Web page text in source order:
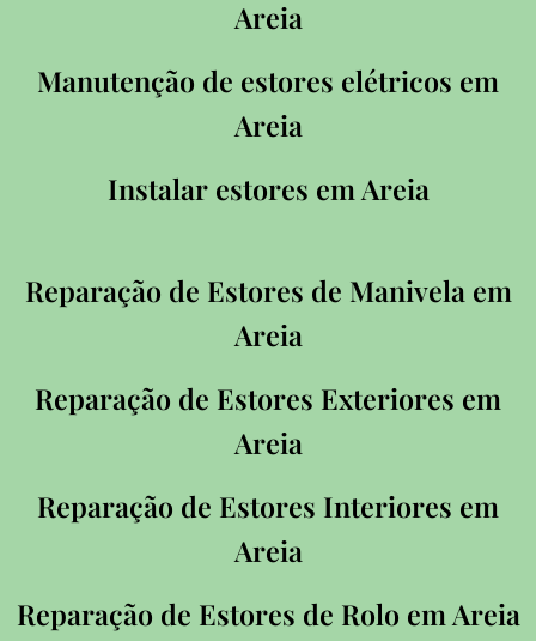
Areia
Manutenção de estores elétricos em
Areia
Instalar estores em Areia
Reparação de Estores de Manivela em
Areia
Reparação de Estores Exteriores em
Areia
Reparação de Estores Interiores em
Areia
Reparação de Estores de Rolo em Areia